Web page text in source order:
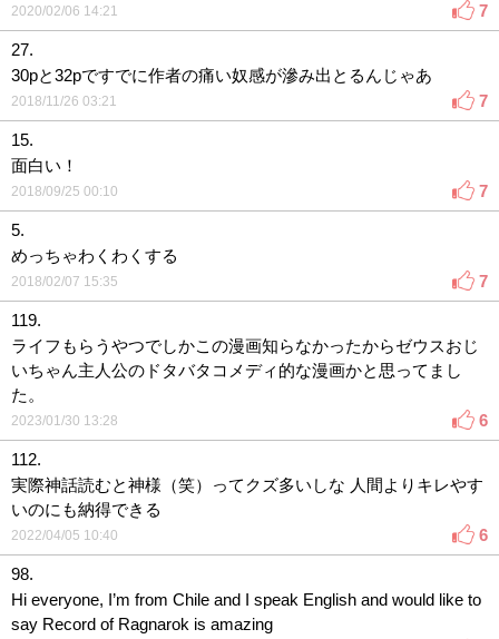
2020/02/06 14:21 7
27.
30pと32pですでに作者の痛い奴感が滲み出とるんじゃあ
2018/11/26 03:21 7
15.
面白い！
2018/09/25 00:10 7
5.
めっちゃわくわくする
2018/02/07 15:35 7
119.
ライフもらうやつでしかこの漫画知らなかったからゼウスおじ
いちゃん主人公のドタバタコメディ的な漫画かと思ってまし
た。
2023/01/30 13:28 6
112.
実際神話読むと神様（笑）ってクズ多いしな 人間よりキレやす
いのにも納得できる
2022/04/05 10:40 6
98.
Hi everyone, I’m from Chile and I speak English and would like to
say Record of Ragnarok is amazing